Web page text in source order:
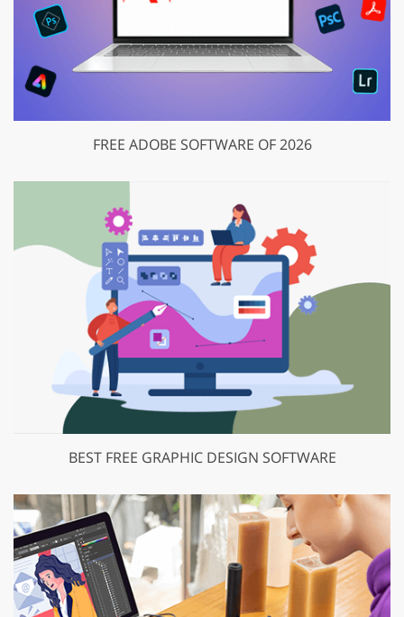
FREE ADOBE SOFTWARE OF 2026
BEST FREE GRAPHIC DESIGN SOFTWARE